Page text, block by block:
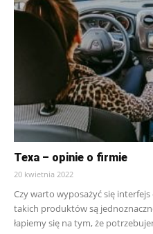
Texa – opinie o firmie
20 kwietnia 2022
Czy warto wyposażyć się
takich produktów są
łapiemy się na tym, że